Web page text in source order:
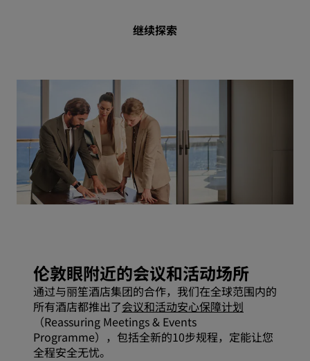
继续探索
伦敦眼附近的会议和活动场所
通过与丽笙酒店集团的合作，我们在全球范围内的
所有酒店都推出了会议和活动安心保障计划
（Reassuring Meetings & Events
Programme），包括全新的10步规程，定能让您
全程安全无忧。